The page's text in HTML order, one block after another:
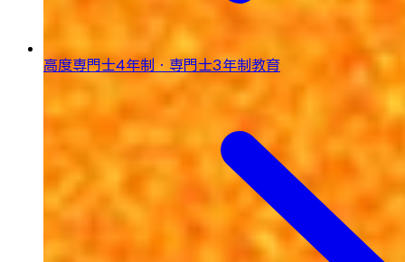
高度専門士4年制・専門士3年制教育